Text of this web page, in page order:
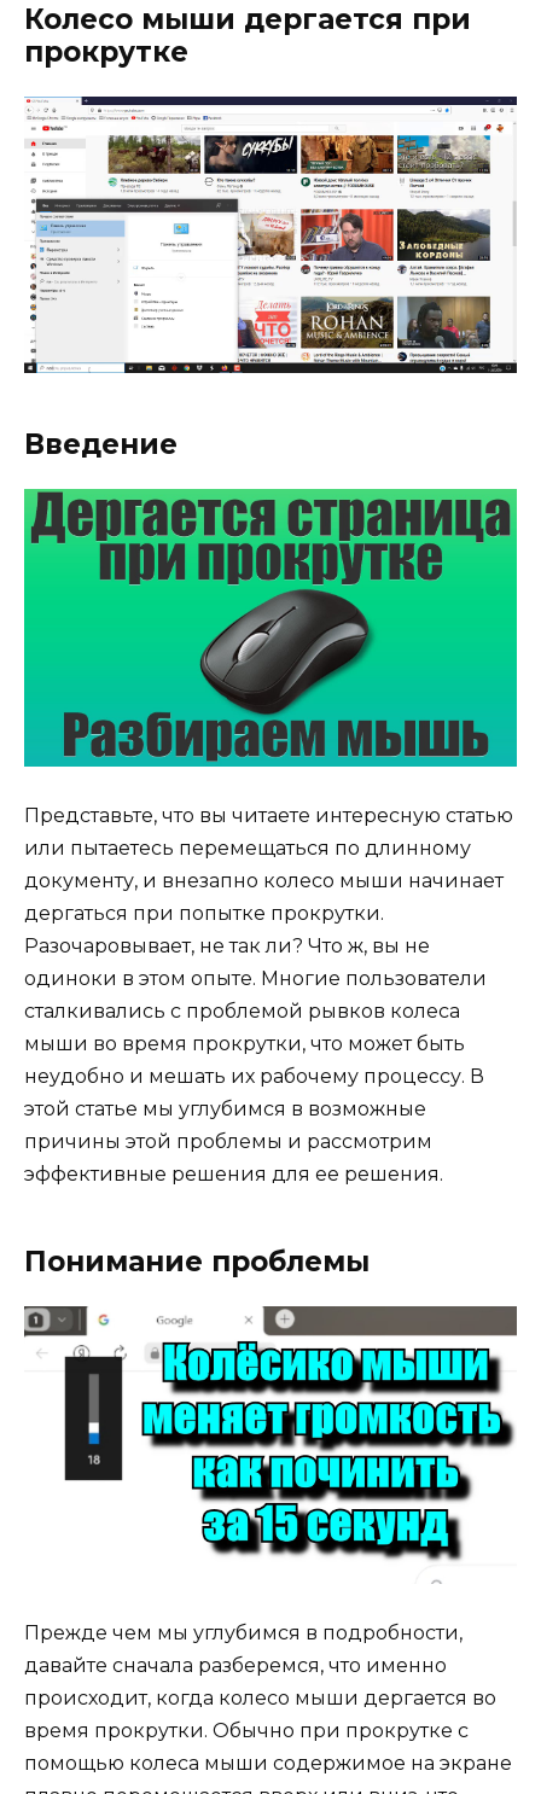
Колесо мыши дергается при
прокрутке
Введение
Представьте, что вы читаете интересную статью
или пытаетесь перемещаться по длинному
документу, и внезапно колесо мыши начинает
дергаться при попытке прокрутки.
Разочаровывает, не так ли? Что ж, вы не
одиноки в этом опыте. Многие пользователи
сталкивались с проблемой рывков колеса
мыши во время прокрутки, что может быть
неудобно и мешать их рабочему процессу. В
этой статье мы углубимся в возможные
причины этой проблемы и рассмотрим
эффективные решения для ее решения.
Понимание проблемы
Прежде чем мы углубимся в подробности,
давайте сначала разберемся, что именно
происходит, когда колесо мыши дергается во
время прокрутки. Обычно при прокрутке с
помощью колеса мыши содержимое на экране